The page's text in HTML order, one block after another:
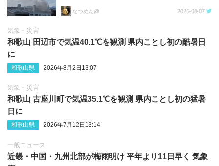
なつめん@ 2026-08-07
気象・災害
和歌山 田辺市で気温40.1℃を観測 県内ことし初の酷暑日
に
和歌山県 2026年8月2日13:07
気象・災害
和歌山 古座川町で気温35.1℃を観測 県内ことし初の猛暑
日に
和歌山県 2026年7月12日13:14
一般ニュース
近畿・中国・九州北部が梅雨明け 平年より11日早く 気象